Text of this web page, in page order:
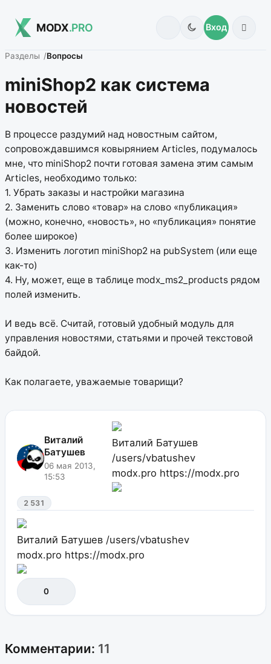
MODX.PRO Вход
Разделы Вопросы
miniShop2 как система
новостей
В процессе раздумий над новостным сайтом,
сопровождавшимся ковырянием Articles, подумалось
мне, что miniShop2 почти готовая замена этим самым
Articles, необходимо только:
1. Убрать заказы и настройки магазина
2. Заменить слово «товар» на слово «публикация»
(можно, конечно, «новость», но «публикация» понятие
более широкое)
3. Изменить логотип miniShop2 на pubSystem (или еще
как-то)
4. Ну, может, еще в таблице modx_ms2_products рядом
полей изменить.
И ведь всё. Считай, готовый удобный модуль для
управления новостями, статьями и прочей текстовой
байдой.
Как полагаете, уважаемые товарищи?
Виталий
Батушев
06 мая 2013,
15:53
Виталий Батушев
/users/vbatushev
modx.pro https://modx.pro
2 531
Виталий Батушев /users/vbatushev
modx.pro https://modx.pro
0
Комментарии: 11